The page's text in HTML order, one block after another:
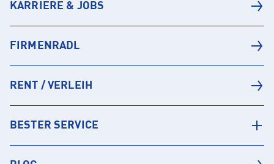
KARRIERE & JOBS
FIRMENRADL
RENT / VERLEIH
BESTER SERVICE